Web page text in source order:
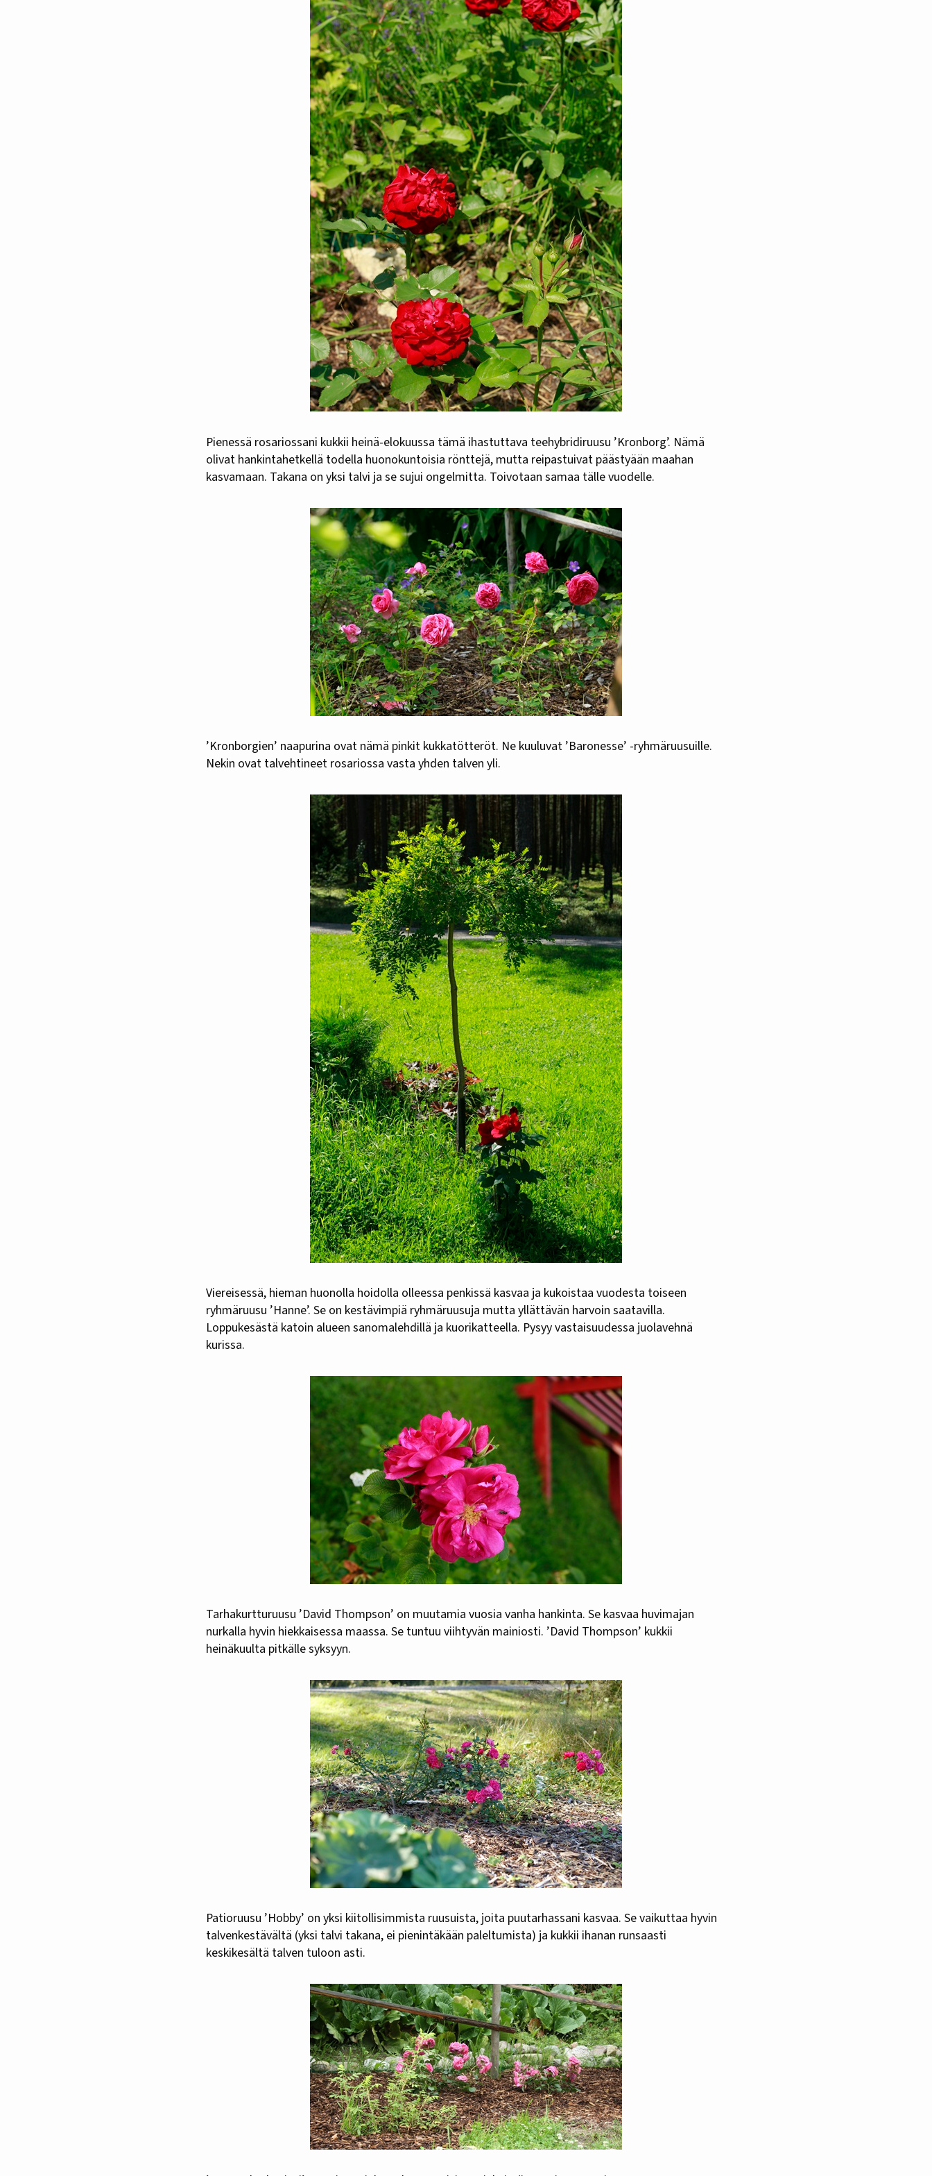
Pienessä rosariossani kukkii heinä-elokuussa tämä ihastuttava teehybridiruusu ’Kronborg’. Nämä
olivat hankintahetkellä todella huonokuntoisia rönttejä, mutta reipastuivat päästyään maahan
kasvamaan. Takana on yksi talvi ja se sujui ongelmitta. Toivotaan samaa tälle vuodelle.
’Kronborgien’ naapurina ovat nämä pinkit kukkatötteröt. Ne kuuluvat ’Baronesse’ -ryhmäruusuille.
Nekin ovat talvehtineet rosariossa vasta yhden talven yli.
Viereisessä, hieman huonolla hoidolla olleessa penkissä kasvaa ja kukoistaa vuodesta toiseen
ryhmäruusu ’Hanne’. Se on kestävimpiä ryhmäruusuja mutta yllättävän harvoin saatavilla.
Loppukesästä katoin alueen sanomalehdillä ja kuorikatteella. Pysyy vastaisuudessa juolavehnä
kurissa.
Tarhakurtturuusu ’David Thompson’ on muutamia vuosia vanha hankinta. Se kasvaa huvimajan
nurkalla hyvin hiekkaisessa maassa. Se tuntuu viihtyvän mainiosti. ’David Thompson’ kukkii
heinäkuulta pitkälle syksyyn.
Patioruusu ’Hobby’ on yksi kiitollisimmista ruusuista, joita puutarhassani kasvaa. Se vaikuttaa hyvin
talvenkestävältä (yksi talvi takana, ei pienintäkään paleltumista) ja kukkii ihanan runsaasti
keskikesältä talven tuloon asti.